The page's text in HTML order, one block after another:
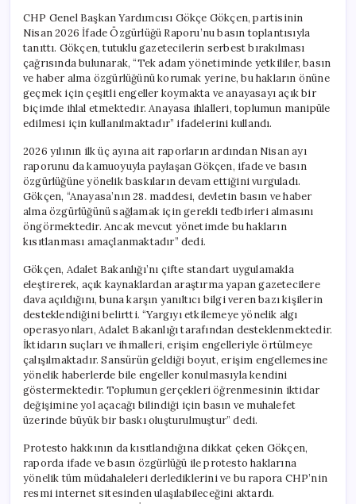
Raporu:
Gökçe
Gökçen’den
Çarpıcı
Açıklamalar
CHP Genel Başkan Yardımcısı Gökçe Gökçen, partisinin
Nisan 2026 İfade Özgürlüğü Raporu’nu basın toplantısıyla
tanıttı. Gökçen, tutuklu gazetecilerin serbest bırakılması
çağrısında bulunarak, “Tek adam yönetiminde yetkililer, basın
ve haber alma özgürlüğünü korumak yerine, bu hakların önüne
geçmek için çeşitli engeller koymakta ve anayasayı açık bir
biçimde ihlal etmektedir. Anayasa ihlalleri, toplumun manipüle
edilmesi için kullanılmaktadır” ifadelerini kullandı.
2026 yılının ilk üç ayına ait raporların ardından Nisan ayı
raporunu da kamuoyuyla paylaşan Gökçen, ifade ve basın
özgürlüğüne yönelik baskıların devam ettiğini vurguladı.
Gökçen, “Anayasa’nın 28. maddesi, devletin basın ve haber
alma özgürlüğünü sağlamak için gerekli tedbirleri almasını
öngörmektedir. Ancak mevcut yönetimde bu hakların
kısıtlanması amaçlanmaktadır” dedi.
Gökçen, Adalet Bakanlığı’nı çifte standart uygulamakla
eleştirerek, açık kaynaklardan araştırma yapan gazetecilere
dava açıldığını, buna karşın yanıltıcı bilgi veren bazı kişilerin
desteklendiğini belirtti. “Yargıyı etkilemeye yönelik algı
operasyonları, Adalet Bakanlığı tarafından desteklenmektedir.
İktidarın suçları ve ihmalleri, erişim engelleriyle örtülmeye
çalışılmaktadır. Sansürün geldiği boyut, erişim engellemesine
yönelik haberlerde bile engeller konulmasıyla kendini
göstermektedir. Toplumun gerçekleri öğrenmesinin iktidar
değişimine yol açacağı bilindiği için basın ve muhalefet
üzerinde büyük bir baskı oluşturulmuştur” dedi.
Protesto hakkının da kısıtlandığına dikkat çeken Gökçen,
raporda ifade ve basın özgürlüğü ile protesto haklarına
yönelik tüm müdahaleleri derlediklerini ve bu rapora CHP’nin
resmi internet sitesinden ulaşılabileceğini aktardı.